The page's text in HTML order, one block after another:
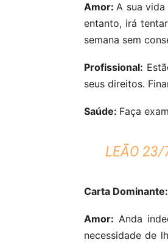
Amor:A sua
entanto, irá
semana sem
Profissional:
seus direitos.
Saúde: Faça
LEÃO
Carta Dominante:
Amor: Anda
necessidade de